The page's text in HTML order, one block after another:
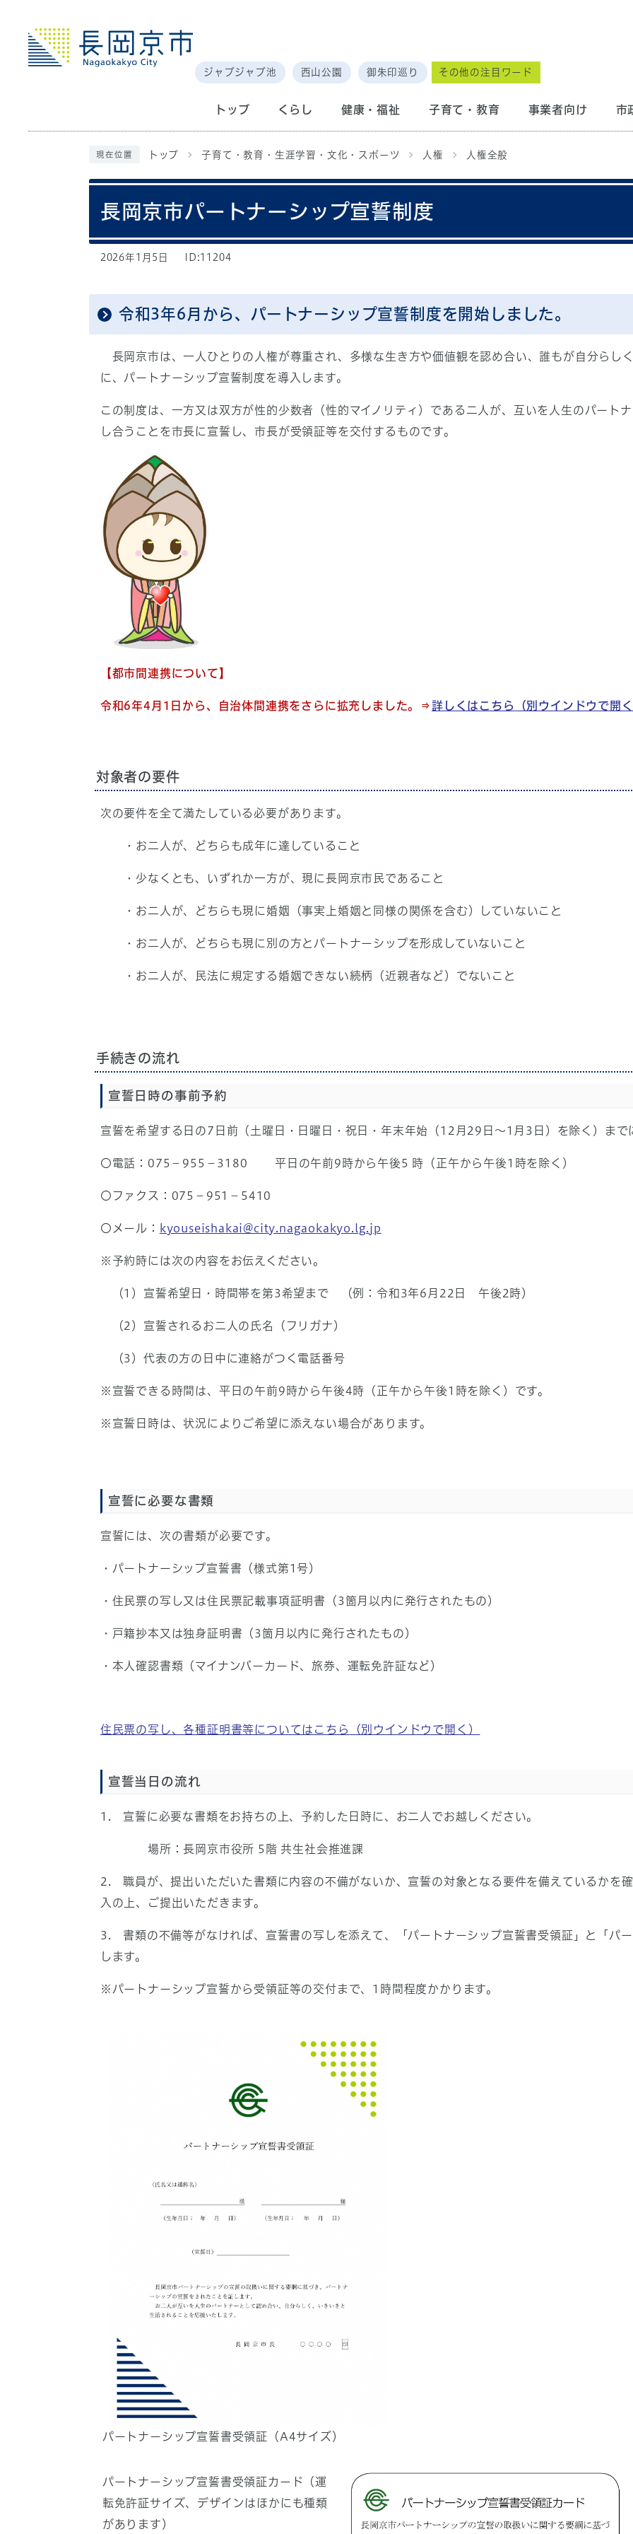
ジャブジャブ池 西山公園 御朱印巡り その他の注目ワード
トップ くらし 健康・福祉 子育て・教育 事業者向け 市
現在位置 トップ 子育て・教育・生涯学習・文化・スポーツ 人権 人権全般
長岡京市パートナーシップ宣誓制度
2026年1月5日 ID:11204
令和3年6月から、パートナーシップ宣誓制度を開始しました。
長岡京市は、一人ひとりの人権が尊重され、多様な生き方や価値観を認め合い、誰もが自分らし
に、パートナーシップ宣誓制度を導入します。
この制度は、一方又は双方が性的少数者（性的マイノリティ）である二人が、互いを人生のパート
し合うことを市長に宣誓し、市長が受領証等を交付するものです。
【都市間連携について】
令和6年4月1日から、自治体間連携をさらに拡充しました。 ⇒詳しくはこちら （別ウインドウで開
対象者の要件
次の要件を全て満たしている必要があります。
・お二人が、どちらも成年に達していること
・少なくとも、いずれか一方が、現に長岡京市民であること
・お二人が、どちらも現に婚姻（事実上婚姻と同様の関係を含む）していないこと
・お二人が、どちらも現に別の方とパートナーシップを形成していないこと
・お二人が、民法に規定する婚姻できない続柄（近親者など）でないこと
手続きの流れ
宣誓日時の事前予約
宣誓を希望する日の7日前（土曜日・日曜日・祝日・年末年始（12月29日～1月3日）を除く）まで
〇電話：075－955－3180 平日の午前9時から午後5 時（正午から午後1時を除く）
〇ファクス：075－951－5410
〇メール： kyouseishakai@city.nagaokakyo.lg.jp
※予約時には次の内容をお伝えください。
（1）宣誓希望日・時間帯を第3希望まで （例：令和3年6月22日 午後2時）
（2）宣誓されるお二人の氏名（フリガナ）
（3）代表の方の日中に連絡がつく電話番号
※宣誓できる時間は、平日の午前9時から午後4時（正午から午後1時を除く）です。
※宣誓日時は、状況によりご希望に添えない場合があります。
宣誓に必要な書類
宣誓には、次の書類が必要です。
・パートナーシップ宣誓書（様式第1号）
・住民票の写し又は住民票記載事項証明書（3箇月以内に発行されたもの）
・戸籍抄本又は独身証明書（3箇月以内に発行されたもの）
・本人確認書類（マイナンバーカード、旅券、運転免許証など）
住民票の写し、各種証明書等についてはこちら （別ウインドウで開く）
宣誓当日の流れ
1. 宣誓に必要な書類をお持ちの上、予約した日時に、お二人でお越しください。
場所：長岡京市役所 5階 共生社会推進課
2. 職員が、提出いただいた書類に内容の不備がないか、宣誓の対象となる要件を備えているかを
入の上、ご提出いただきます。
3. 書類の不備等がなければ、宣誓書の写しを添えて、「パートナーシップ宣誓書受領証」と「パ
します。
※パートナーシップ宣誓から受領証等の交付まで、1時間程度かかります。
パートナーシップ宣誓書受領証（A4サイズ）
パートナーシップ宣誓書受領証カード（運
転免許証サイズ、デザインはほかにも種類
があります）